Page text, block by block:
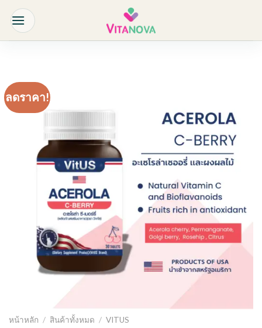
content
ลดราคา!
หน้าหลัก / สินค้าทั้งหมด / VITUS